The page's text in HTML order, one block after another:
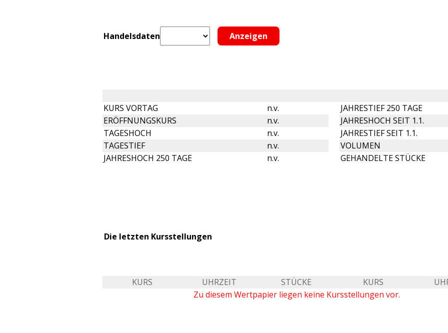
Handelsdaten
KURS VORTAG n.v. JAHRESTIEF 250 TAGE
ERÖFFNUNGSKURS
n.v. JAHRESHOCH SEIT 1.1.
TAGESHOCH
n.v. JAHRESTIEF SEIT 1.1.
TAGESTIEF
n.v. VOLUMEN
JAHRESHOCH 250 TAGE
n.v. GEHANDELTE STÜCKE
Die letzten Kursstellungen
KURS UHRZEIT STÜCKE KURS
Zu diesem Wertpapier liegen keine Kursstellungen vor.